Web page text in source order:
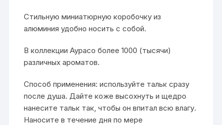
Стильную миниатюрную коробочку из
алюминия удобно носить с собой.
В коллекции Аурасо более 1000 (тысячи)
различных ароматов.
Способ применения: используйте тальк сразу
после душа. Дайте коже высохнуть и щедро
нанесите тальк так, чтобы он впитал всю влагу.
Наносите в течение дня по мере